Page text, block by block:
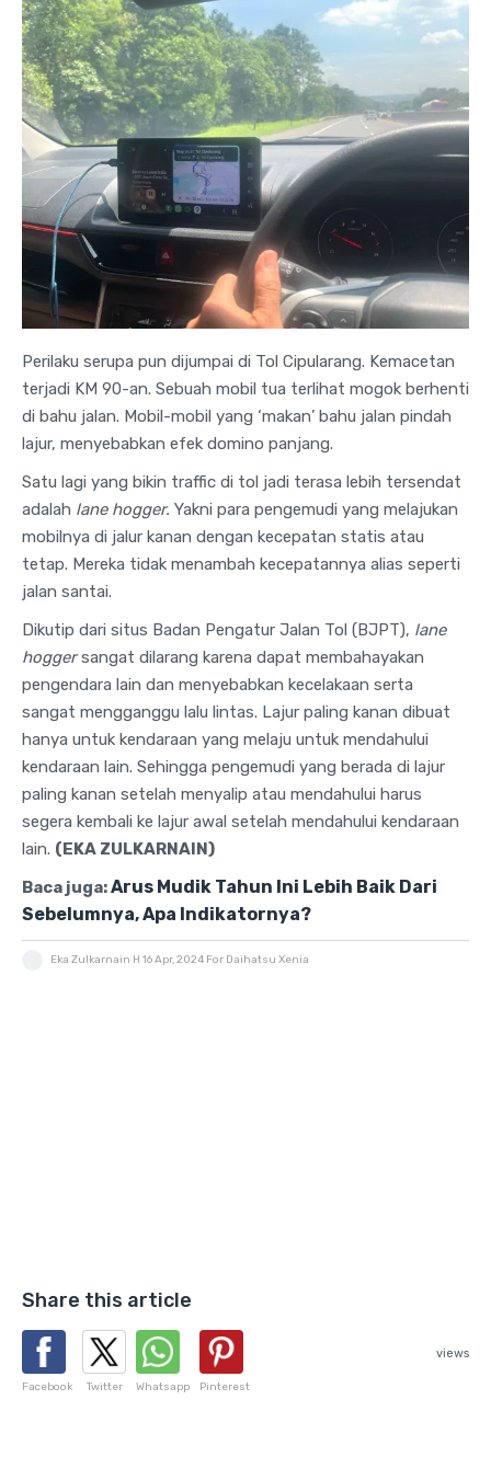
Perilaku serupa pun dijumpai di Tol Cipularang. Kemacetan
terjadi KM 90-an. Sebuah mobil tua terlihat mogok berhenti
di bahu jalan. Mobil-mobil yang ‘makan’ bahu jalan pindah
lajur, menyebabkan efek domino panjang.
Satu lagi yang bikin traffic di tol jadi terasa lebih tersendat
adalah lane hogger. Yakni para pengemudi yang melajukan
mobilnya di jalur kanan dengan kecepatan statis atau
tetap. Mereka tidak menambah kecepatannya alias seperti
jalan santai.
Dikutip dari situs Badan Pengatur Jalan Tol (BJPT), lane
hoggersangat dilarang karena dapat membahayakan
pengendara lain dan menyebabkan kecelakaan serta
sangat mengganggu lalu lintas. Lajur paling kanan dibuat
hanya untuk kendaraan yang melaju untuk mendahului
kendaraan lain. Sehingga pengemudi yang berada di lajur
paling kanan setelah menyalip atau mendahului harus
segera kembali ke lajur awal setelah mendahului kendaraan
lain. (EKA ZULKARNAIN)
Baca juga:Arus Mudik Tahun Ini Lebih Baik Dari
Sebelumnya, Apa Indikatornya?
Eka Zulkarnain H 16 Apr, 2024 For Daihatsu Xenia
Share this article
Facebook Twitter Whatsapp Pinterest
views